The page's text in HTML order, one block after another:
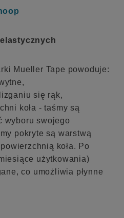
Mueller Tape powoduje:
się rąk,
koła - taśmy są
wyboru swojego
pokryte są warstwą
koła. Po
użytkowania)
co umożliwia płynne